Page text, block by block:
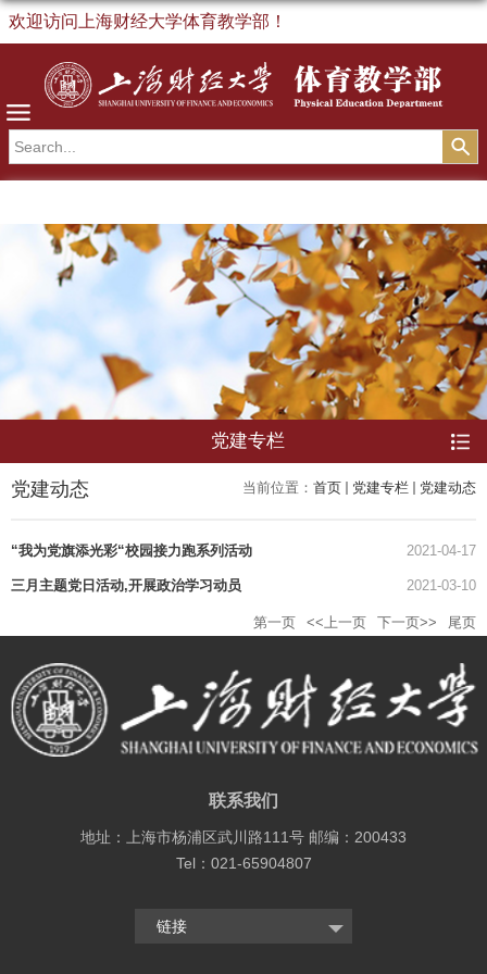
欢迎访问上海财经大学体育教学部！
党建专栏
当前位置： 首页 党建专栏 党建动态
党建动态
“我为党旗添光彩“校园接力跑系列活动 2021-04-17
三月主题党日活动,开展政治学习动员 2021-03-10
第一页 <<上一页 下一页>> 尾页
联系我们
地址：上海市杨浦区武川路111号 邮编：200433
Tel：021-65904807
链接